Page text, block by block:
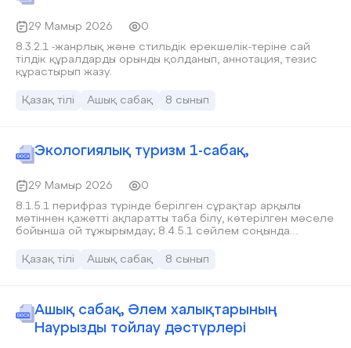
29 Мамыр 2026
0
8.3.2.1 -жанрлық және стильдік ерекшелік-теріне сай
тілдік құралдарды орынды қолданып, аннотация, тезис
құрастырып жазу.
Қазақ тілі Ашық сабақ 8 сынып
Экологиялық туризм 1-сабақ,
29 Мамыр 2026
0
8.1.5.1 перифраз түрінде берілген сұрақтар арқылы
мәтіннен қажетті ақпаратты таба білу, көтерілген мәселе
бойынша ой тұжырымдау; 8.4.5.1 сөйлем соңында
Қазақ тілі
Ашық сабақ 8 сынып
Ашық сабақ, Әлем халықтарының
Наурызды тойлау дәстүрлері